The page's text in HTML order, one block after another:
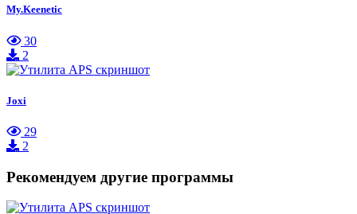
My.Keenetic
30
2
Joxi
29
2
Рекомендуем другие программы